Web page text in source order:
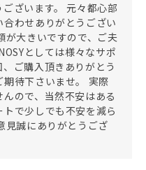
ざいます。 元々都心部
わせありがとうござい
が大きいですので、ご夫
としては様々なサポ
ご購入頂きありがとう
待下さいませ。 実際
ので、当然不安はある
で少しでも不安を減ら
見誠にありがとうござ